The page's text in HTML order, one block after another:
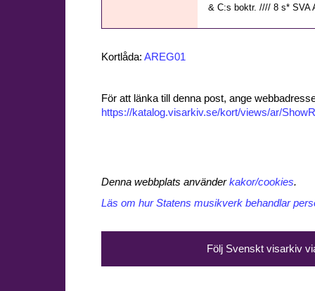
& C:s boktr. //// 8 s* SVA
Kortlåda: AREG01
För att länka till denna post, ange
https://katalog.visarkiv.se/kort/views/ar/
Denna webbplats använderkakor/cookies.
Läs om hur Statens musikverk behandlar
Följ Svenskt visarkiv